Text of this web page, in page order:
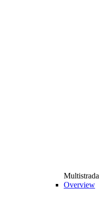
Multistrada
Overview